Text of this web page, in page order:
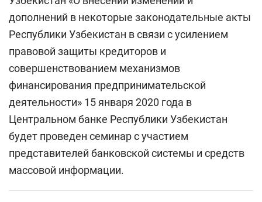
дополнений в некоторые законодательные акты
Республики Узбекистан в связи с усилением
правовой защиты кредиторов и
совершенствованием механизмов
финансирования предпринимательской
деятельности» 15 января 2020 года в
Центральном банке Республики Узбекистан
будет проведен семинар с участием
представителей банковской системы и средств
массовой информации.